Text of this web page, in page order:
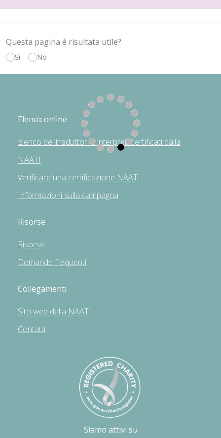
Questa pagina è risultata utile?
Sì No
Elenco online
Elenco dei traduttori e interpreti certificati dalla
NAATI
Verificare una certificazione NAATI
Informazioni sulla campagna
Risorse
Risorse
Domande frequenti
Collegamenti
Sito web della NAATI
Contatti
Siamo attivi su